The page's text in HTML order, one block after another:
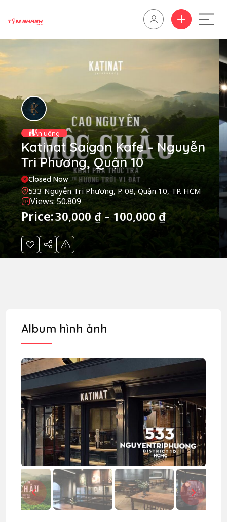
Ăn uống
Katinat Saigon Kafe – Nguyễn
Tri Phương, Quận 10
Closed Now
533 Nguyễn Tri Phương, P. 08, Quận 10, TP. HCM
Views: 50.809
Price:30,000₫ – 100,000 ₫
Album hình ảnh